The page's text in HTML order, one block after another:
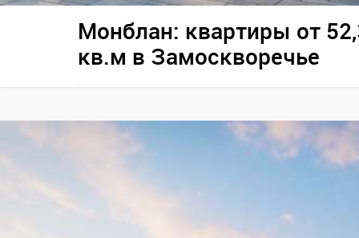
Монблан: квартиры от
кв.м в Замоскворечье